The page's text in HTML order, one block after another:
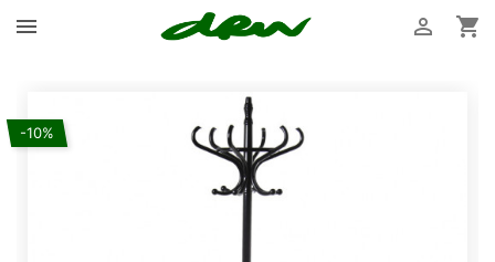
 

-10%